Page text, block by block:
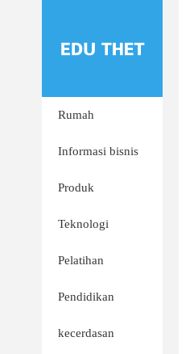
Rumah
Informasi bisnis
Produk
Teknologi
Pelatihan
Pendidikan
kecerdasan